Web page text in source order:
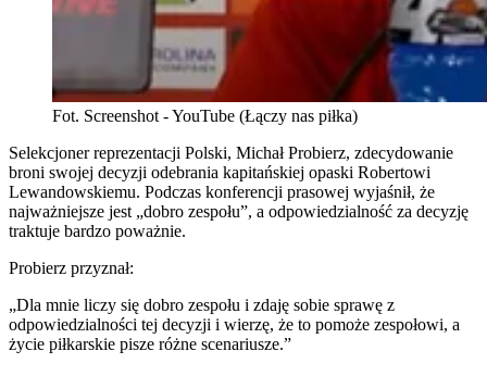
Fot. Screenshot - YouTube (Łączy nas piłka)
Selekcjoner reprezentacji Polski, Michał Probierz, zdecydowanie
broni swojej decyzji odebrania kapitańskiej opaski Robertowi
Lewandowskiemu. Podczas konferencji prasowej wyjaśnił, że
najważniejsze jest „dobro zespołu”, a odpowiedzialność za decyzję
traktuje bardzo poważnie.
Probierz przyznał:
„Dla mnie liczy się dobro zespołu i zdaję sobie sprawę z
odpowiedzialności tej decyzji i wierzę, że to pomoże zespołowi, a
życie piłkarskie pisze różne scenariusze.”